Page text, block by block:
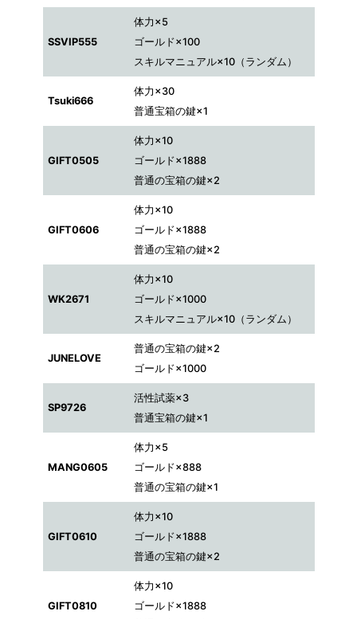
SSVIP555
体力×5
ゴールド×100
スキルマニュアル×10（ランダム）
Tsuki666
体力×30
普通宝箱の鍵×1
GIFT0505
体力×10
ゴールド×1888
普通の宝箱の鍵×2
GIFT0606
体力×10
ゴールド×1888
普通の宝箱の鍵×2
WK2671
体力×10
ゴールド×1000
スキルマニュアル×10（ランダム）
JUNELOVE
普通の宝箱の鍵×2
ゴールド×1000
SP9726
活性試薬×3
普通宝箱の鍵×1
MANG0605
体力×5
ゴールド×888
普通の宝箱の鍵×1
GIFT0610
体力×10
ゴールド×1888
普通の宝箱の鍵×2
GIFT0810
体力×10
ゴールド×1888